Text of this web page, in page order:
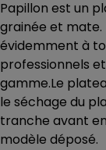
Papillon est un
grainée et mate.
évidemment à
professionnels
gamme.Le
le séchage du
tranche avant
modèle déposé.